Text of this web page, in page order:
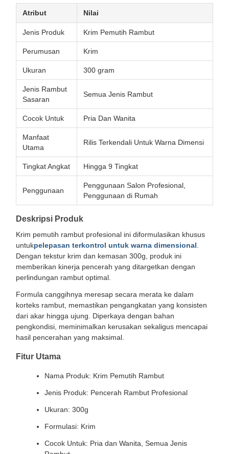
Atribut Nilai
Jenis Produk Krim Pemutih Rambut
Perumusan Krim
Ukuran 300 gram
Jenis Rambut
Sasaran
Semua Jenis Rambut
Cocok Untuk Pria Dan Wanita
Manfaat
Utama
Rilis Terkendali Untuk Warna Dimensi
Tingkat Angkat Hingga 9 Tingkat
Penggunaan
Penggunaan Salon Profesional,
Penggunaan di Rumah
Deskripsi Produk
Krim pemutih rambut profesional ini diformulasikan khusus
untukpelepasan terkontrol untuk warna dimensional
Dengan tekstur krim dan kemasan 300g, produk ini
memberikan kinerja pencerah yang ditargetkan dengan
perlindungan rambut optimal.
Formula canggihnya meresap secara merata ke dalam
korteks rambut, memastikan pengangkatan yang konsisten
dari akar hingga ujung. Diperkaya dengan bahan
pengkondisi, meminimalkan kerusakan sekaligus mencapai
hasil pencerahan yang maksimal.
Fitur Utama
Nama Produk: Krim Pemutih Rambut
Jenis Produk: Pencerah Rambut Profesional
Ukuran: 300g
Formulasi: Krim
Cocok Untuk: Pria dan Wanita, Semua Jenis